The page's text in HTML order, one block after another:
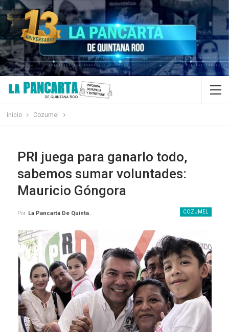
Inicio Cozumel
PRI juega para ganarlo todo,
sabemos sumar voluntades:
Mauricio Góngora
COZUMEL
Por La Pancarta De Quintana Roo